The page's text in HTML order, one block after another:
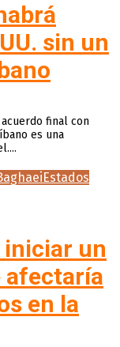
sin un
final con
es una
Estados
iniciar un
afectaría
en la